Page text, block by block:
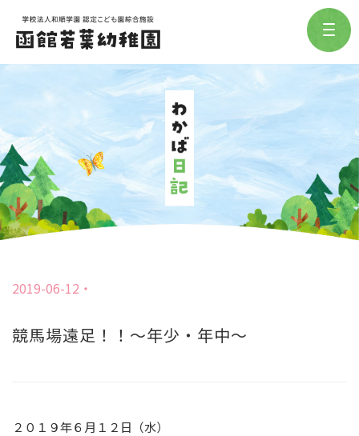
2019-06-12
競馬場遠足！！～年少・年中～
２０１９年６月１２日（水）